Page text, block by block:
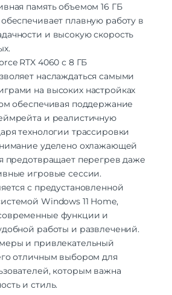
Bluetooth | Wi-Fi
память объемом 16 ГБ
плавную работу в
и высокую скорость
RTX 4060 с 8 ГБ
наслаждаться самыми
на высоких настройках
обеспечивая поддержание
и реалистичную
технологии трассировки
уделено охлажающей
предотвращает перегрев даже
игровые сессии.
с предустановленной
Windows 11 Home,
функции и
работы и развлечений.
и привлекательный
отличным выбором для
которым важна
и стиль.